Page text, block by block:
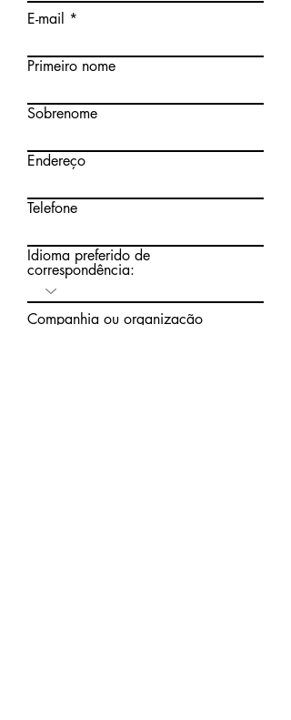
E-mail
Primeiro nome
Sobrenome
Endereço
Telefone
Idioma preferido de
correspondência:
Companhia ou organização